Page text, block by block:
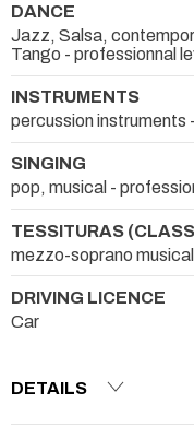
DANCE
Jazz, Salsa,
Tango - professionnal
INSTRUMENTS
percussion instruments
SINGING
pop, musical -
TESSITURAS
mezzo-soprano
DRIVING LICENCE
Car
DETAILS